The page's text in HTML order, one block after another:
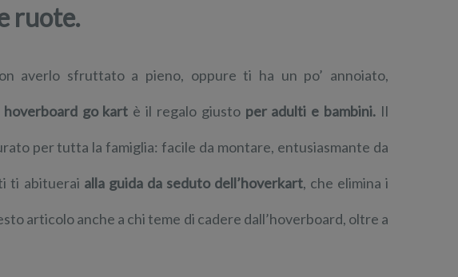
ruote.
averlo sfruttato a pieno, oppure ti ha un po’ annoiato,
hoverboard go kart è il regalo giusto per adulti e bambini. Il
per tutta la famiglia: facile da montare, entusiasmante da
ti abituerai alla guida da seduto dell’hoverkart, che elimina i
articolo anche a chi teme di cadere dall’hoverboard, oltre a